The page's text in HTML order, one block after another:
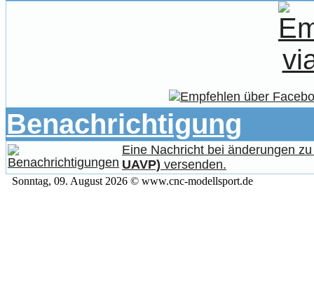
Benachrichtigung
Eine Nachricht bei änderungen
UAVP) versenden.
Sonntag, 09. August 2026 © www.cnc-modellsport.de